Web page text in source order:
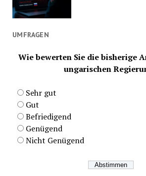
UMFRAGEN
Wie bewerten Sie die bisherige
ungarischen
Sehr gut
Gut
Befriedigend
Genügend
Nicht Genügend